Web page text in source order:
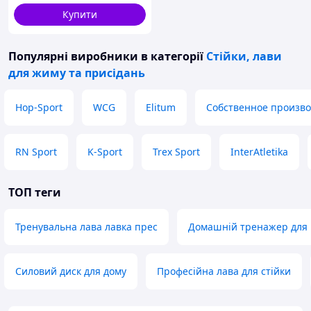
Купити
Популярні виробники в категорії Стійки, лави
для жиму та присідань
Hop-Sport WCG Elitum Собственное
RN Sport K-Sport Trex Sport InterAtletika
ТОП теги
Тренувальна лава лавка прес Домашній тренажер для
Силовий диск для дому Професійна лава для стійки